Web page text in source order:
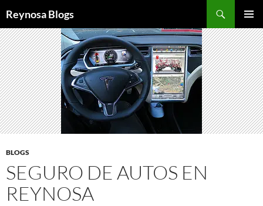
Reynosa Blogs
MENÚ
AL
CONTENIDO
BLOGS
SEGURO DE AUTOS EN
REYNOSA